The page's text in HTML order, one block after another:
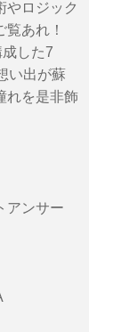
やロジック
覧あれ！
した7
い出が蘇
れを是非飾
アンサー